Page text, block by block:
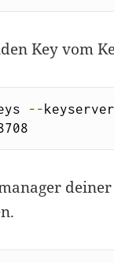
Key vom
-- keyserver